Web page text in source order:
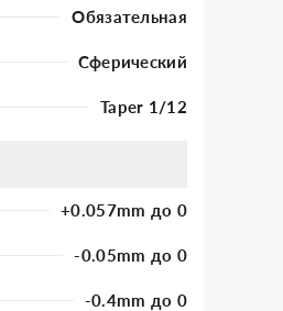
Обязательная
Сферический
Taper 1/12
+0.057mm до 0
-0.05mm до 0
-0.4mm до 0